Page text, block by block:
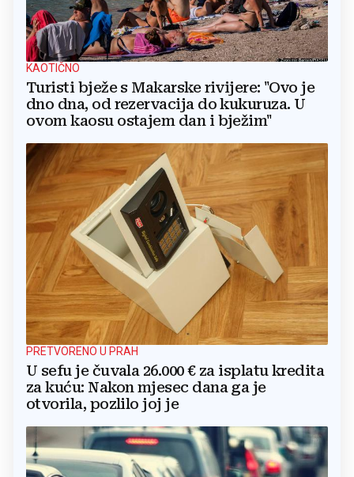
KAOTIČNO
Turisti bježe s Makarske rivijere: "Ovo je
dno dna, od rezervacija do kukuruza. U
ovom kaosu ostajem dan i bježim"
PRETVORENO U PRAH
U sefu je čuvala 26.000 € za isplatu kredita
za kuću: Nakon mjesec dana ga je
otvorila, pozlilo joj je